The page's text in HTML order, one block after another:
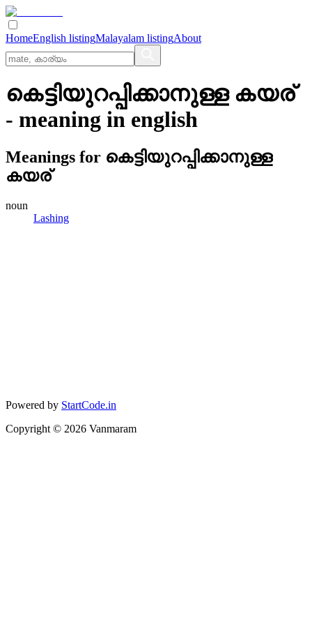
HomeEnglish listingMalayalam listingAbout
കെട്ടിയുറപ്പിക്കാനുള്ള കയര്
- meaning in english
Meanings for കെട്ടിയുറപ്പിക്കാനുള്ള
കയര്
noun
Lashing
Powered by StartCode.in
Copyright © 2026 Vanmaram